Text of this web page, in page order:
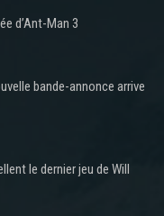
d’Ant-Man 3
bande-annonce arrive
le dernier jeu de Will